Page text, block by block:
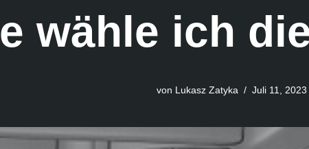
wähle ich
von Lukasz Zatyka Juli 11, 2023